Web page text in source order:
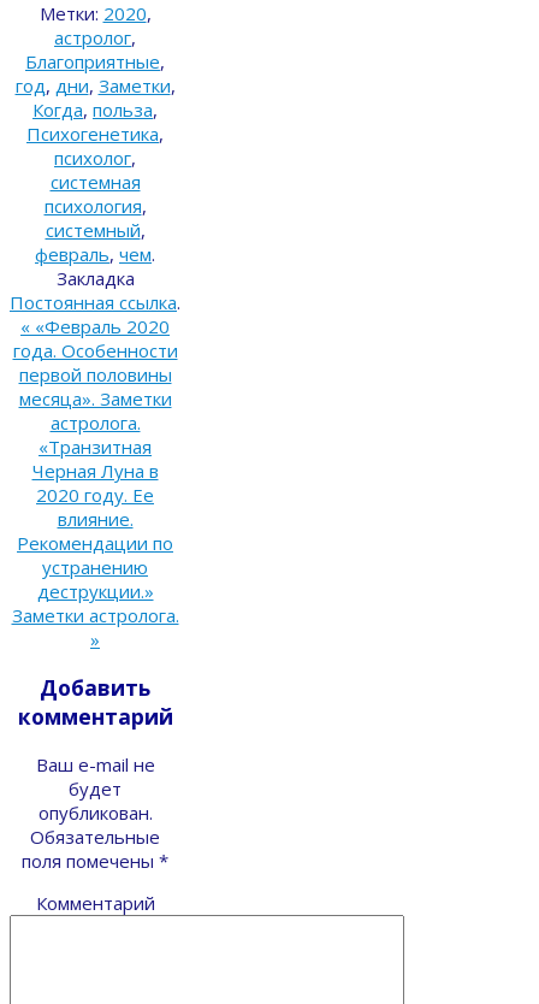
Метки: 2020,
астролог,
Благоприятные,
год, дни, Заметки,
Когда, польза,
Психогенетика,
психолог,
системная
психология,
системный,
февраль, чем.
Закладка
Постоянная ссылка.
« «Февраль 2020
года. Особенности
первой половины
месяца». Заметки
астролога.
«Транзитная
Черная Луна в
2020 году. Ее
влияние.
Рекомендации по
устранению
деструкции.»
Заметки астролога.
»
Добавить
комментарий
Ваш e-mail не
будет
опубликован.
Обязательные
поля помечены *
Комментарий